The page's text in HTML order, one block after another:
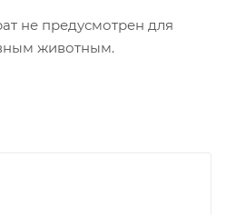
не предусмотрен для
животным.